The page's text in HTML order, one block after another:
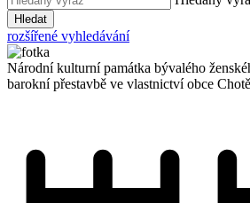
Hledat
rozšířené vyhledávání
Národní kulturní památka bývalého
barokní přestavbě ve vlastnictví obce